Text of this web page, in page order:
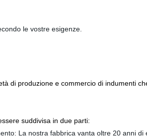
le vostre esigenze.
di produzione e commercio di indumenti
suddivisa in due parti:
La nostra fabbrica vanta oltre 20 anni